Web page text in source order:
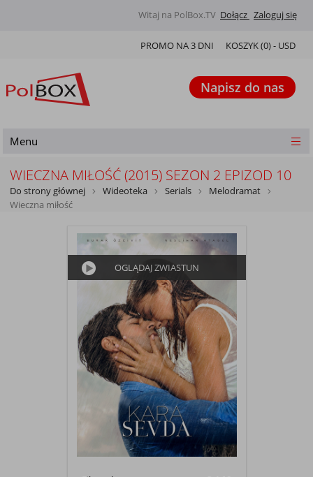
Witaj na PolBox.TV Dołącz Zaloguj się
KOSZYK (0) - USD
PROMO NA 3 DNI
Napisz do nas
Menu
WIECZNA MIŁOŚĆ (2015) SEZON 2 EPIZOD 10
Do strony głównej Wideoteka Serials
Melodramat
Wieczna miłość
OGLĄDAJ ZWIASTUN